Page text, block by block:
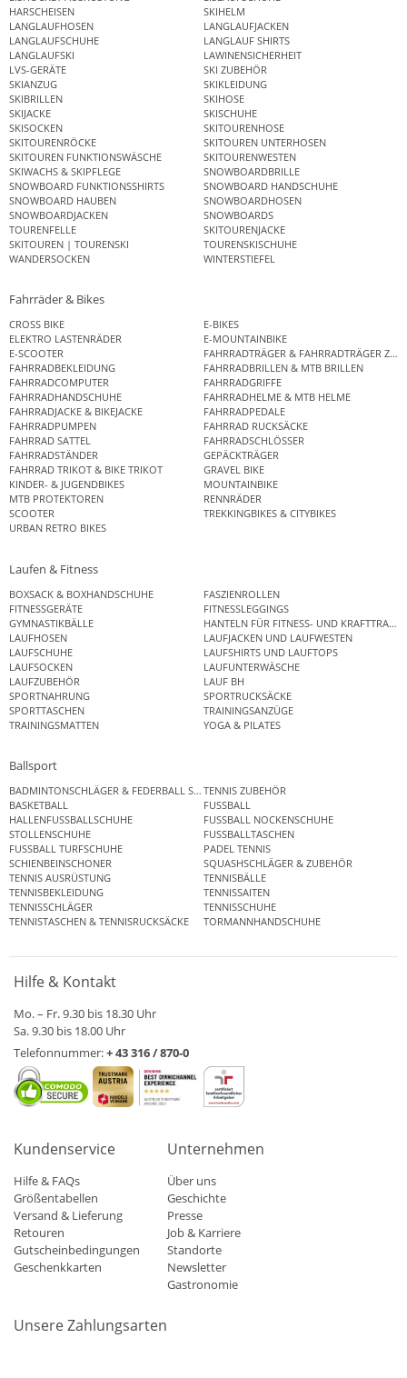
HARSCHEISEN
SKIHELM
LANGLAUFHOSEN
LANGLAUFJACKEN
LANGLAUFSCHUHE
LANGLAUF SHIRTS
LANGLAUFSKI
LAWINENSICHERHEIT
LVS-GERÄTE
SKI ZUBEHÖR
SKIANZUG
SKIKLEIDUNG
SKIBRILLEN
SKIHOSE
SKIJACKE
SKISCHUHE
SKISOCKEN
SKITOURENHOSE
SKITOURENRÖCKE
SKITOUREN UNTERHOSEN
SKITOUREN FUNKTIONSWÄSCHE
SKITOURENWESTEN
SKIWACHS & SKIPFLEGE
SNOWBOARDBRILLE
SNOWBOARD FUNKTIONSSHIRTS
SNOWBOARD HANDSCHUHE
SNOWBOARD HAUBEN
SNOWBOARDHOSEN
SNOWBOARDJACKEN
SNOWBOARDS
TOURENFELLE
SKITOURENJACKE
SKITOUREN | TOURENSKI
TOURENSKISCHUHE
WANDERSOCKEN
WINTERSTIEFEL
Fahrräder & Bikes
CROSS BIKE
E-BIKES
ELEKTRO LASTENRÄDER
E-MOUNTAINBIKE
E-SCOOTER
FAHRRADTRÄGER & FAHRRADTRÄGER
FAHRRADBEKLEIDUNG
FAHRRADBRILLEN & MTB BRILLEN
FAHRRADCOMPUTER
FAHRRADGRIFFE
FAHRRADHANDSCHUHE
FAHRRADHELME & MTB HELME
FAHRRADJACKE & BIKEJACKE
FAHRRADPEDALE
FAHRRADPUMPEN
FAHRRAD RUCKSÄCKE
FAHRRAD SATTEL
FAHRRADSCHLÖSSER
FAHRRADSTÄNDER
GEPÄCKTRÄGER
FAHRRAD TRIKOT & BIKE TRIKOT
GRAVEL BIKE
KINDER- & JUGENDBIKES
MOUNTAINBIKE
MTB PROTEKTOREN
RENNRÄDER
SCOOTER
TREKKINGBIKES & CITYBIKES
URBAN RETRO BIKES
Laufen & Fitness
BOXSACK & BOXHANDSCHUHE
FASZIENROLLEN
FITNESSGERÄTE
FITNESSLEGGINGS
GYMNASTIKBÄLLE
HANTELN FÜR FITNESS- UND
LAUFHOSEN
LAUFJACKEN UND LAUFWESTEN
LAUFSCHUHE
LAUFSHIRTS UND LAUFTOPS
LAUFSOCKEN
LAUFUNTERWÄSCHE
LAUFZUBEHÖR
LAUF BH
SPORTNAHRUNG
SPORTRUCKSÄCKE
SPORTTASCHEN
TRAININGSANZÜGE
TRAININGSMATTEN
YOGA & PILATES
Ballsport
BADMINTONSCHLÄGER & FEDERBALL SETSTENNIS ZUBEHÖR
BASKETBALL
FUSSBALL
HALLENFUSSBALLSCHUHE
FUSSBALL NOCKENSCHUHE
STOLLENSCHUHE
FUSSBALLTASCHEN
FUSSBALL TURFSCHUHE
PADEL TENNIS
SCHIENBEINSCHONER
SQUASHSCHLÄGER & ZUBEHÖR
TENNIS AUSRÜSTUNG
TENNISBÄLLE
TENNISBEKLEIDUNG
TENNISSAITEN
TENNISSCHLÄGER
TENNISSCHUHE
TENNISTASCHEN & TENNISRUCKSÄCKE
TORMANNHANDSCHUHE
Hilfe & Kontakt
Mo. – Fr. 9.30 bis 18.30 Uhr
Sa. 9.30 bis 18.00 Uhr
Telefonnummer:+ 43 316 / 870-0
Kundenservice
Hilfe & FAQs
Größentabellen
Versand & Lieferung
Retouren
Gutscheinbedingungen
Geschenkkarten
Unternehmen
Über uns
Geschichte
Presse
Job & Karriere
Standorte
Newsletter
Gastronomie
Unsere Zahlungsarten